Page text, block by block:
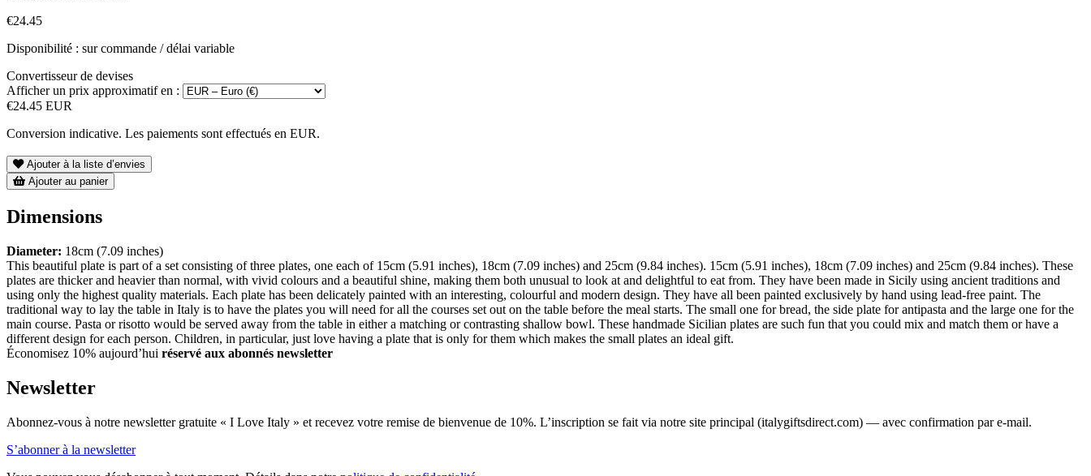
€24.45
Disponibilité : sur commande / délai variable
Convertisseur de devises
Afficher un prix approximatif en :
€24.45 EUR
Conversion indicative. Les paiements sont effectués en EUR.
Ajouter à la liste d’envies
Ajouter au panier
Dimensions
Diameter: 18cm (7.09 inches)
This beautiful plate is part of a set consisting of three plates, one each of 15cm (5.91 inches), 18cm (7.09 inches) and 25cm (9.84 inches). 15cm (5.91 inches), 18cm (7.09 inches) and 25cm (9.84 inches). These
plates are thicker and heavier than normal, with vivid colours and a beautiful shine, making them both unusual to look at and delightful to eat from. They have been made in Sicily using ancient traditions and
using only the highest quality materials. Each plate has been delicately painted with an interesting, colourful and modern design. They have all been painted exclusively by hand using lead-free paint. The
traditional way to lay the table in Italy is to have the plates you will need for all the courses set out on the table before the meal starts. The small one for bread, the side plate for antipasta and the large one for the
main course. Pasta or risotto would be served away from the table in either a matching or contrasting shallow bowl. These handmade Sicilian plates are such fun that you could mix and match them or have a
different design for each person. Children, in particular, just love having a plate that is only for them which makes the small plates an ideal gift.
Économisez 10% aujourd’hui réservé aux abonnés newsletter
Newsletter
Abonnez-vous à notre newsletter gratuite « I Love Italy » et recevez votre remise de bienvenue de 10%. L’inscription se fait via notre site principal (italygiftsdirect.com) — avec confirmation par e-mail.
S’abonner à la newsletter